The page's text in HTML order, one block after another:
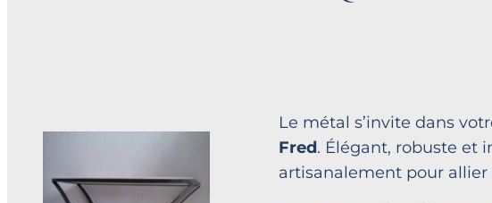
Le métal s’invite dans
Fred. Élégant, robuste et
artisanalement pour